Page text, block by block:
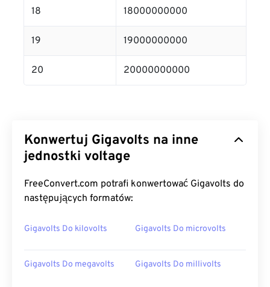
18 18000000000
19 19000000000
20 20000000000
Konwertuj Gigavolts na inne
jednostki voltage
FreeConvert.com potrafi konwertować Gigavolts do
następujących formatów:
Gigavolts Do kilovolts Gigavolts Do microvolts
Gigavolts Do megavolts Gigavolts Do millivolts